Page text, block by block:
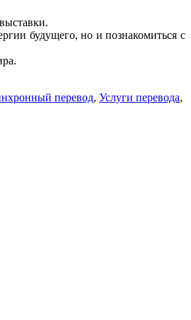
будущего, но и познакомиться с
перевод, Услуги перевода,